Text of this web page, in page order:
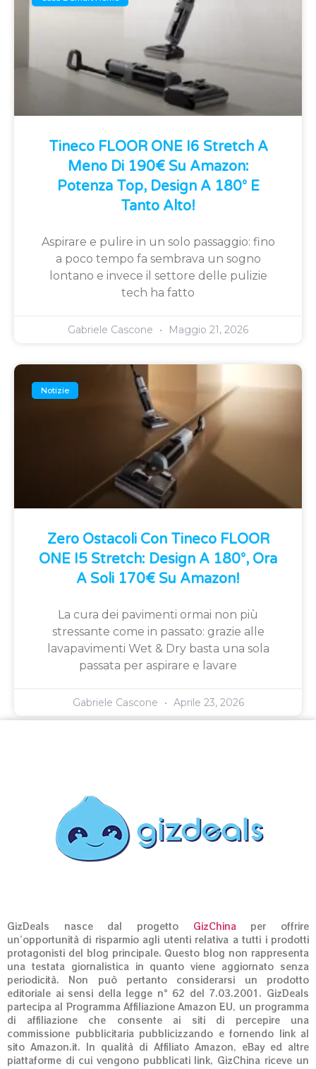
Tineco FLOOR ONE I6 Stretch A
Meno Di 190€ Su Amazon:
Potenza Top, Design A 180° E
Tanto Alto!
Aspirare e pulire in un solo passaggio: fino
a poco tempo fa sembrava un sogno
lontano e invece il settore delle pulizie
tech ha fatto
Gabriele Cascone Maggio 21, 2026
Notizie
Zero Ostacoli Con Tineco FLOOR
ONE I5 Stretch: Design A 180°, Ora
A Soli 170€ Su Amazon!
La cura dei pavimenti ormai non più
stressante come in passato: grazie alle
lavapavimenti Wet & Dry basta una sola
passata per aspirare e lavare
Gabriele Cascone Aprile 23, 2026
GizDeals nasce dal progetto GizChinaper offrire
un’opportunità di risparmio agli utenti relativa a tutti i prodotti
protagonisti del blog principale. Questo blog non rappresenta
una testata giornalistica in quanto viene aggiornato senza
periodicità. Non può pertanto considerarsi un prodotto
editoriale ai sensi della legge n° 62 del 7.03.2001. GizDeals
partecipa al Programma Affiliazione Amazon EU, un programma
di affiliazione che consente ai siti di percepire una
commissione pubblicitaria pubblicizzando e fornendo link al
sito Amazon.it. In qualità di Affiliato Amazon, eBay ed altre
piattaforme di cui vengono pubblicati link, GizChina riceve un